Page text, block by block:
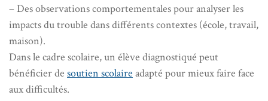
– Des observations comportementales pour analyser les
impacts du trouble dans différents contextes (école, travail,
maison).
Dans le cadre scolaire, un élève diagnostiqué peut
bénéficier de soutien scolaire adapté pour mieux faire face
aux difficultés.